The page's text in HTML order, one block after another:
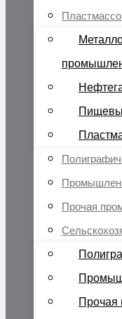
Прочая
Прочая